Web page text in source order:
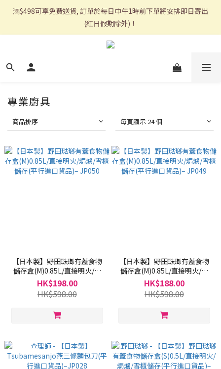
滿$498可享免費送貨, 訂單於每日中午1時前下單將安排即日寄出
(紅日假期除外)！
專業廚具
商品排序 每頁顯示 24 個
【日本製】野田琺瑯有蓋食物
儲存盒(M)0.85L/直接明火/焗
爐/雪櫃儲存(平行進口貨品)–
JP050
HK$198.00
HK$598.00
【日本製】野田琺瑯有蓋食物
儲存盒(M)0.85L/直接明火/焗
爐/雪櫃儲存(平行進口貨品)–
JP049
HK$188.00
HK$598.00